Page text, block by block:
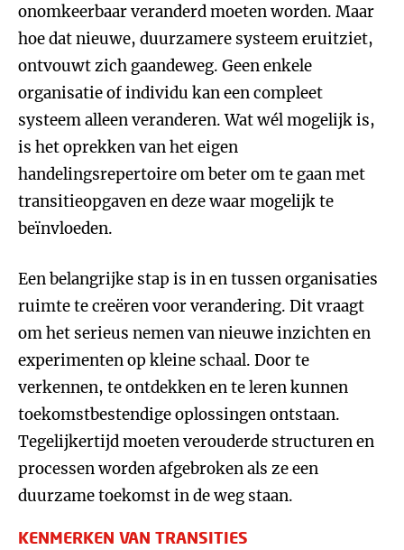
onomkeerbaar veranderd moeten worden. Maar
hoe dat nieuwe, duurzamere systeem eruitziet,
ontvouwt zich gaandeweg. Geen enkele
organisatie of individu kan een compleet
systeem alleen veranderen. Wat wél mogelijk is,
is het oprekken van het eigen
handelingsrepertoire om beter om te gaan met
transitieopgaven en deze waar mogelijk te
beïnvloeden.
Een belangrijke stap is in en tussen organisaties
ruimte te creëren voor verandering. Dit vraagt
om het serieus nemen van nieuwe inzichten en
experimenten op kleine schaal. Door te
verkennen, te ontdekken en te leren kunnen
toekomstbestendige oplossingen ontstaan.
Tegelijkertijd moeten verouderde structuren en
processen worden afgebroken als ze een
duurzame toekomst in de weg staan.
KENMERKEN VAN TRANSITIES